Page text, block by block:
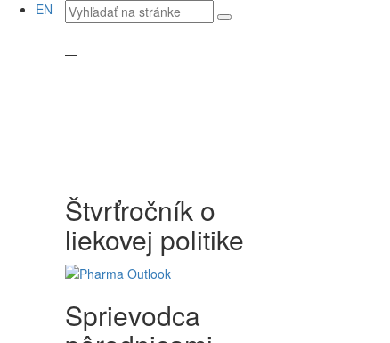
EN
Vyhľadávaný
text
—
Štvrťročník o
liekovej politike
Sprievodca